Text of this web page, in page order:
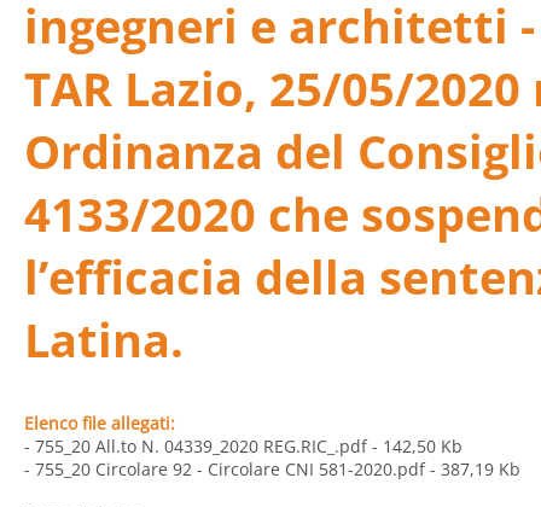
ingegneri e architetti
TAR Lazio, 25/05/2020
Ordinanza del
4133/2020 che
l’efficacia della
Latina.
Elenco file allegati:
- 755_20 All.to N. 04339_2020 REG.RIC_.pdf- 142,50 Kb
- 755_20 Circolare 92 - Circolare CNI 581-2020.pdf- 387,19 Kb